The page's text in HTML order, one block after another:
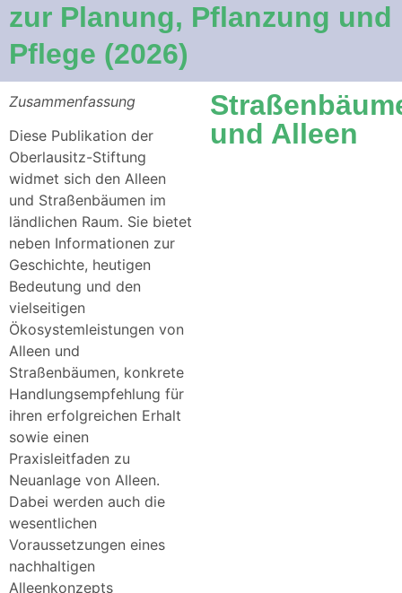
zur Planung, Pflanzung und
Pflege (2026)
Zusammenfassung
Diese Publikation der
Oberlausitz-Stiftung
widmet sich den Alleen
und Straßenbäumen im
ländlichen Raum. Sie bietet
neben Informationen zur
Geschichte, heutigen
Bedeutung und den
vielseitigen
Ökosystemleistungen von
Alleen und
Straßenbäumen, konkrete
Handlungsempfehlung für
ihren erfolgreichen Erhalt
sowie einen
Praxisleitfaden zu
Neuanlage von Alleen.
Dabei werden auch die
wesentlichen
Voraussetzungen eines
nachhaltigen
Alleenkonzepts
und Alleen